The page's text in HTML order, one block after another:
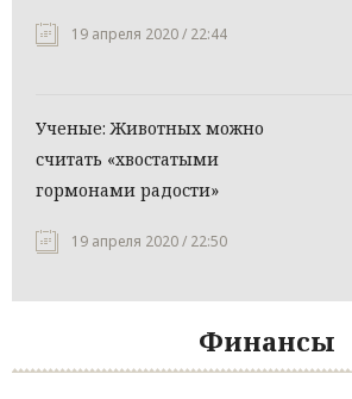
19 апреля 2020 / 22:44
Ученые: Животных можно
считать «хвостатыми
гормонами радости»
19 апреля 2020 / 22:50
Финансы